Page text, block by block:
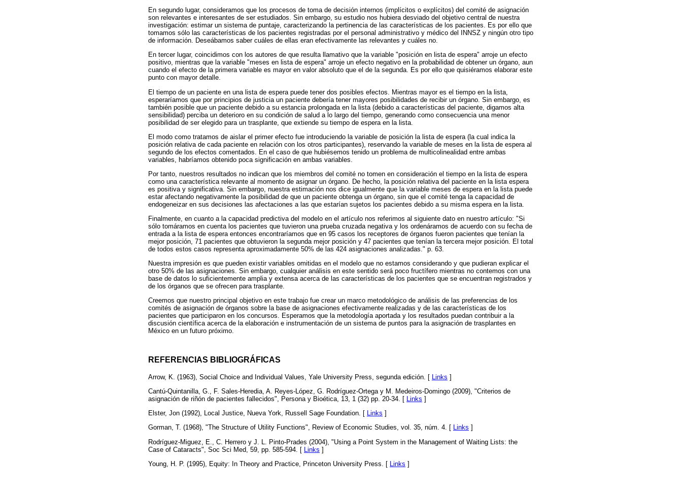
En segundo lugar, consideramos que los procesos de toma de decisión internos (implícitos o explícitos) del comité de asignación
son relevantes e interesantes de ser estudiados. Sin embargo, su estudio nos hubiera desviado del objetivo central de nuestra
investigación: estimar un sistema de puntaje, caracterizando la pertinencia de las características de los pacientes. Es por ello que
tomamos sólo las características de los pacientes registradas por el personal administrativo y médico del INNSZ y ningún otro tipo
de información. Deseábamos saber cuáles de ellas eran efectivamente las relevantes y cuáles no.
En tercer lugar, coincidimos con los autores de que resulta llamativo que la variable "posición en lista de espera" arroje un efecto
positivo, mientras que la variable "meses en lista de espera" arroje un efecto negativo en la probabilidad de obtener un órgano, aun
cuando el efecto de la primera variable es mayor en valor absoluto que el de la segunda. Es por ello que quisiéramos elaborar este
punto con mayor detalle.
El tiempo de un paciente en una lista de espera puede tener dos posibles efectos. Mientras mayor es el tiempo en la lista,
esperaríamos que por principios de justicia un paciente debería tener mayores posibilidades de recibir un órgano. Sin embargo, es
también posible que un paciente debido a su estancia prolongada en la lista (debido a características del paciente, digamos alta
sensibilidad) perciba un deterioro en su condición de salud a lo largo del tiempo, generando como consecuencia una menor
posibilidad de ser elegido para un trasplante, que extiende su tiempo de espera en la lista.
El modo como tratamos de aislar el primer efecto fue introduciendo la variable de posición la lista de espera (la cual indica la
posición relativa de cada paciente en relación con los otros participantes), reservando la variable de meses en la lista de espera al
segundo de los efectos comentados. En el caso de que hubiésemos tenido un problema de multicolinealidad entre ambas
variables, habríamos obtenido poca significación en ambas variables.
Por tanto, nuestros resultados no indican que los miembros del comité no tomen en consideración el tiempo en la lista de espera
como una característica relevante al momento de asignar un órgano. De hecho, la posición relativa del paciente en la lista espera
es positiva y significativa. Sin embargo, nuestra estimación nos dice igualmente que la variable meses de espera en la lista puede
estar afectando negativamente la posibilidad de que un paciente obtenga un órgano, sin que el comité tenga la capacidad de
endogeneizar en sus decisiones las afectaciones a las que estarían sujetos los pacientes debido a su misma espera en la lista.
Finalmente, en cuanto a la capacidad predictiva del modelo en el artículo nos referimos al siguiente dato en nuestro artículo: "Si
sólo tomáramos en cuenta los pacientes que tuvieron una prueba cruzada negativa y los ordenáramos de acuerdo con su fecha de
entrada a la lista de espera entonces encontraríamos que en 95 casos los receptores de órganos fueron pacientes que tenían la
mejor posición, 71 pacientes que obtuvieron la segunda mejor posición y 47 pacientes que tenían la tercera mejor posición. El total
de todos estos casos representa aproximadamente 50% de las 424 asignaciones analizadas." p. 63.
Nuestra impresión es que pueden existir variables omitidas en el modelo que no estamos considerando y que pudieran explicar el
otro 50% de las asignaciones. Sin embargo, cualquier análisis en este sentido será poco fructífero mientras no contemos con una
base de datos lo suficientemente amplia y extensa acerca de las características de los pacientes que se encuentran registrados y
de los órganos que se ofrecen para trasplante.
Creemos que nuestro principal objetivo en este trabajo fue crear un marco metodológico de análisis de las preferencias de los
comités de asignación de órganos sobre la base de asignaciones efectivamente realizadas y de las características de los
pacientes que participaron en los concursos. Esperamos que la metodología aportada y los resultados puedan contribuir a la
discusión científica acerca de la elaboración e instrumentación de un sistema de puntos para la asignación de trasplantes en
México en un futuro próximo.
REFERENCIAS BIBLIOGRÁFICAS
Arrow, K. (1963), Social Choice and Individual Values, Yale University Press, segunda edición. [ Links ]
Cantú-Quintanilla, G., F. Sales-Heredia, A. Reyes-López, G. Rodríguez-Ortega y M. Medeiros-Domingo (2009), "Criterios de
asignación de riñón de pacientes fallecidos", Persona y Bioética, 13, 1 (32) pp. 20-34. [
Links ]
Elster, Jon (1992), Local Justice, Nueva York, Russell Sage Foundation. [ Links ]
Gorman, T. (1968), "The Structure of Utility Functions", Review of Economic Studies, vol. 35, núm. 4. [ Links ]
Rodríguez-Miguez, E., C. Herrero y J. L. Pinto-Prades (2004), "Using a Point System in the Management of Waiting Lists: the
Case of Cataracts", Soc Sci Med, 59, pp. 585-594. [ Links ]
Young, H. P. (1995), Equity: In Theory and Practice, Princeton University Press. [ Links ]